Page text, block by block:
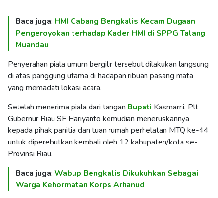
Baca juga: HMI Cabang Bengkalis Kecam Dugaan
Pengeroyokan terhadap Kader HMI di SPPG Talang
Muandau
Penyerahan piala umum bergilir tersebut dilakukan langsung
di atas panggung utama di hadapan ribuan pasang mata
yang memadati lokasi acara.
Setelah menerima piala dari tangan Bupati Kasmarni, Plt
Gubernur Riau SF Hariyanto kemudian meneruskannya
kepada pihak panitia dan tuan rumah perhelatan MTQ ke-44
untuk diperebutkan kembali oleh 12 kabupaten/kota se-
Provinsi Riau.
Baca juga: Wabup Bengkalis Dikukuhkan Sebagai
Warga Kehormatan Korps Arhanud